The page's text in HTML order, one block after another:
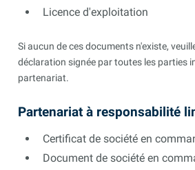
Licence d'exploitation
Si aucun de ces documents n'existe,
déclaration signée par toutes les parties
partenariat.
Partenariat à responsabilité
Certificat de société en
Document de société en